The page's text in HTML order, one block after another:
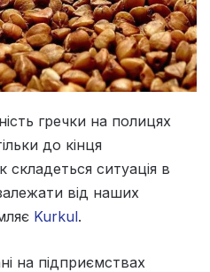
гречки на полицях
до кінця
ситуація в
від наших
Kurkul.
на підприємствах